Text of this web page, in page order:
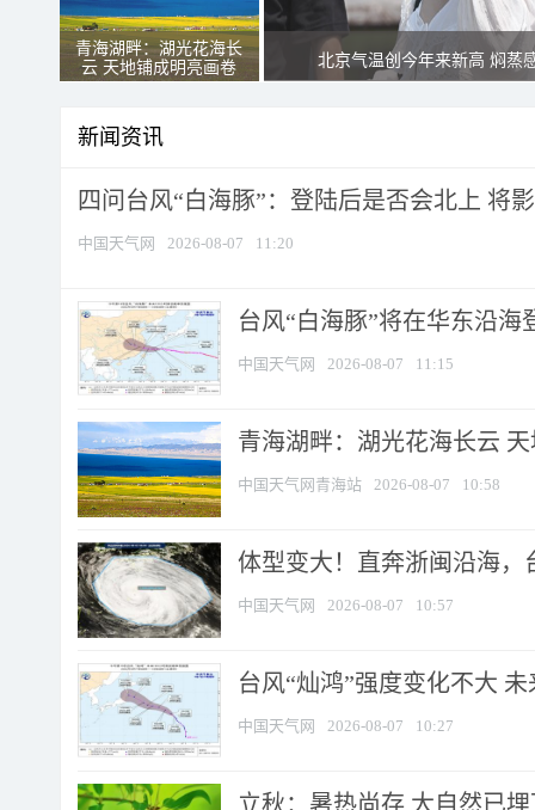
青海湖畔：湖光花海长
云 天地铺成明亮画卷
北京气温创今年来新高 焖蒸
新闻资讯
四问台风“白海豚”：登陆后是否会北上 将
中国天气网 2026-08-07 11:20
台风“白海豚”将在华东沿
中国天气网 2026-08-07 11:15
青海湖畔：湖光花海长云
中国天气网青海站 2026-08-07 10:58
体型变大！直奔浙闽沿海，
中国天气网 2026-08-07 10:57
台风“灿鸿”强度变化不大
中国天气网 2026-08-07 10:27
立秋：暑热尚存 大自然已